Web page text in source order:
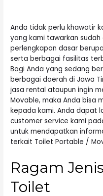
Anda tidak perlu khawatir
yang kami tawarkan
perlengkapan dasar
serta berbagai fasilitas
Bagi Anda yang sedang
berbagai daerah di Jawa
jasa rental ataupun ingin
Movable, maka Anda bisa
kepada kami. Anda dapat
customer service kami
untuk mendapatkan
terkait Toilet Portable /
Ragam
Toilet